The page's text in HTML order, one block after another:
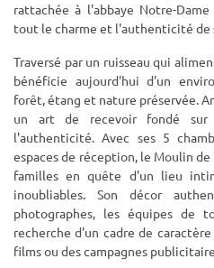
rattachée à l'abbaye Notre-
tout le charme et l'authenticité de
Traversé par un ruisseau qui
bénéficie aujourd'hui d'un
forêt, étang et nature préservée.
un art de recevoir fondé sur
l'authenticité. Avec ses 5
espaces de réception, le Moulin
familles en quête d'un lieu
inoubliables. Son décor
photographes, les équipes de
recherche d'un cadre de
films ou des campagnes